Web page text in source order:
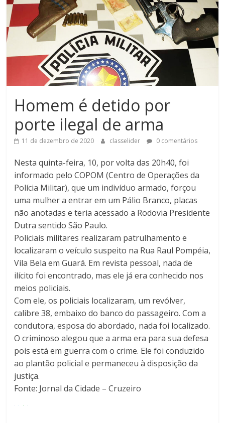
Homem é detido por
porte ilegal de arma
11 de dezembro de 2020 classelider 0 comentários
Nesta quinta-feira, 10, por volta das 20h40, foi
informado pelo COPOM (Centro de Operações da
Polícia Militar), que um indivíduo armado, forçou
uma mulher a entrar em um Pálio Branco, placas
não anotadas e teria acessado a Rodovia Presidente
Dutra sentido São Paulo.
Policiais militares realizaram patrulhamento e
localizaram o veículo suspeito na Rua Raul Pompéia,
Vila Bela em Guará. Em revista pessoal, nada de
ilícito foi encontrado, mas ele já era conhecido nos
meios policiais.
Com ele, os policiais localizaram, um revólver,
calibre 38, embaixo do banco do passageiro. Com a
condutora, esposa do abordado, nada foi localizado.
O criminoso alegou que a arma era para sua defesa
pois está em guerra com o crime. Ele foi conduzido
ao plantão policial e permaneceu à disposição da
justiça.
Fonte: Jornal da Cidade – Cruzeiro